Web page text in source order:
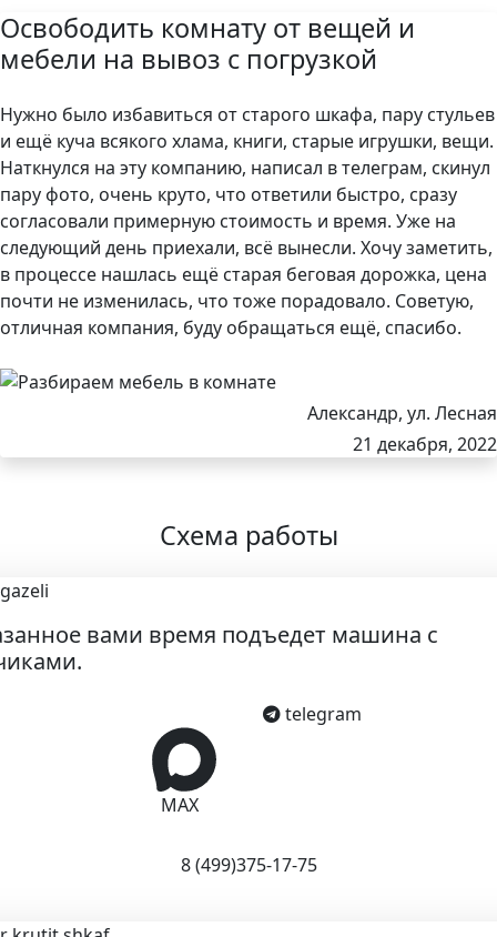
Снять паркет
2 комнаты 6 000 р.
3 комнаты 9 000 р.
Снять линолеум
1 комната 1800 р.
5400 р.
Освободить комнату от вещей и
мебели на вывоз с погрузкой
Нужно было избавиться от старого шкафа, пару стульев
и ещё куча всякого хлама, книги, старые игрушки, вещи.
Наткнулся на эту компанию, написал в телеграм, скинул
пару фото, очень круто, что ответили быстро, сразу
согласовали примерную стоимость и время. Уже на
следующий день приехали, всё вынесли. Хочу заметить,
в процессе нашлась ещё старая беговая дорожка, цена
почти не изменилась, что тоже порадовало. Советую,
отличная компания, буду обращаться ещё, спасибо.
Александр, ул. Лесная
21 декабря, 2022
Схема работы
вами время подъедет машина с
MAX
telegram
8 (499)375-17-75